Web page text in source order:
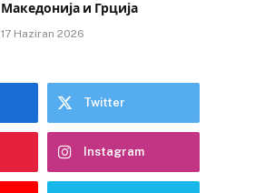
Македонија и Грција
17 Haziran 2026
Twitter
Instagram